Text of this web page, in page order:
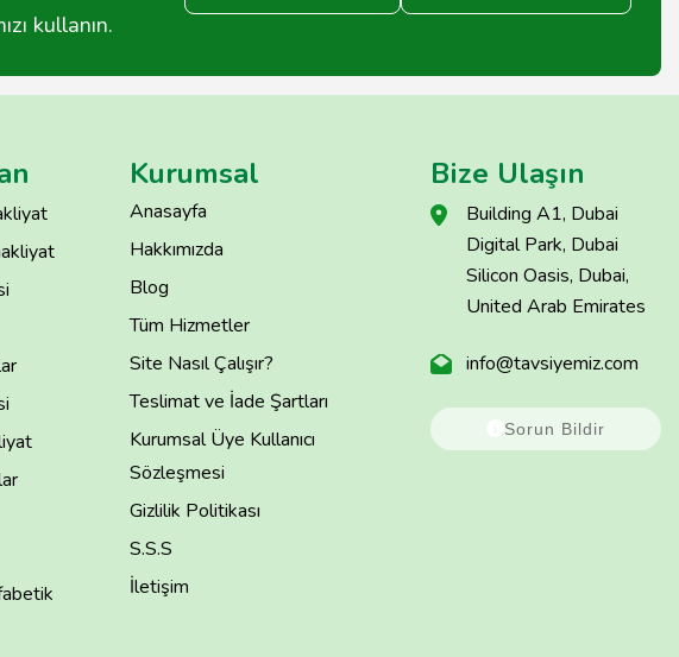
kullanın.
Kurumsal
Anasayfa
Hakkımızda
Blog
Tüm Hizmetler
Site Nasıl Çalışır?
Teslimat ve İade Şartları
Kurumsal Üye Kullanıcı
Sözleşmesi
Gizlilik Politikası
S.S.S
İletişim
Bize Ulaşın
Building A1, Dubai
Digital Park, Dubai
Silicon Oasis, Dubai,
United Arab Emirates
info@tavsiyemiz.com
Sorun Bildir